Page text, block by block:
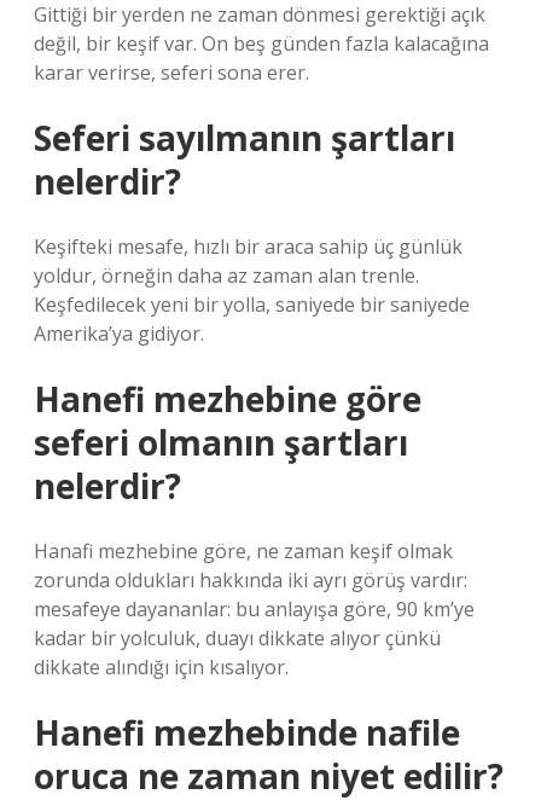
Gittiği bir yerden ne zaman dönmesi gerektiği açık
değil, bir keşif var. On beş günden fazla kalacağına
karar verirse, seferi sona erer.
Seferi sayılmanın şartları
nelerdir?
Keşifteki mesafe, hızlı bir araca sahip üç günlük
yoldur, örneğin daha az zaman alan trenle.
Keşfedilecek yeni bir yolla, saniyede bir saniyede
Amerika’ya gidiyor.
Hanefi mezhebine göre
seferi olmanın şartları
nelerdir?
Hanafi mezhebine göre, ne zaman keşif olmak
zorunda oldukları hakkında iki ayrı görüş vardır:
mesafeye dayananlar: bu anlayışa göre, 90 km’ye
kadar bir yolculuk, duayı dikkate alıyor çünkü
dikkate alındığı için kısalıyor.
Hanefi mezhebinde nafile
oruca ne zaman niyet edilir?